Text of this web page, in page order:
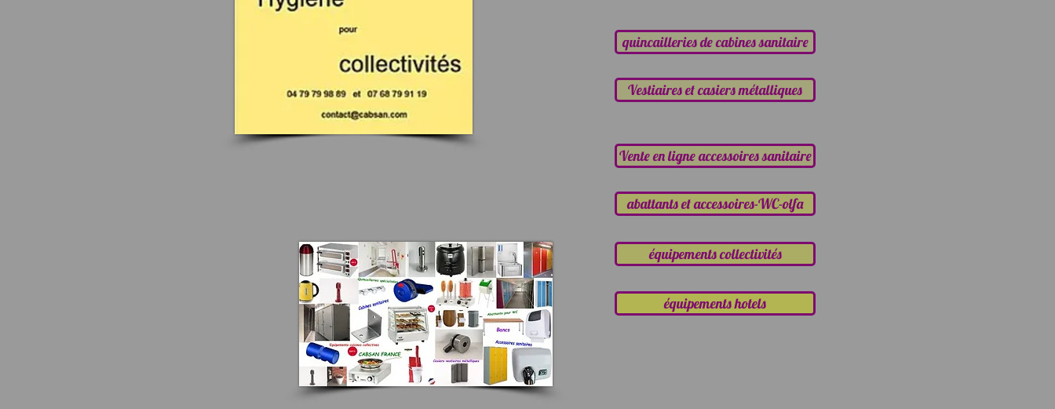
quincailleries de cabines sanitaire
Vestiaires et casiers métalliques
Vente en ligne accessoires sanitaire
abattants et accessoires-WC-olfa
équipements collectivités
équipements hotels